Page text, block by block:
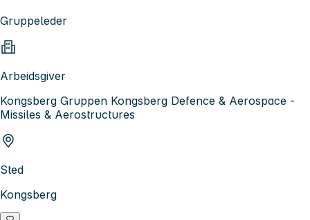
Gruppeleder
Arbeidsgiver
Kongsberg Gruppen Kongsberg Defence & Aerospace -
Missiles & Aerostructures
Sted
Kongsberg